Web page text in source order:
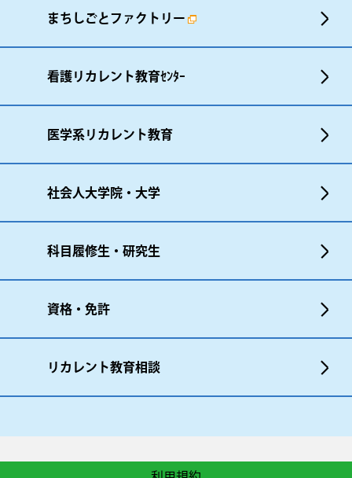
まちしごとファクトリー
看護リカレント教育ｾﾝﾀｰ
医学系リカレント教育
社会人大学院・大学
科目履修生・研究生
資格・免許
リカレント教育相談